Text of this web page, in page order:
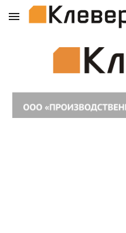
Skip to main content